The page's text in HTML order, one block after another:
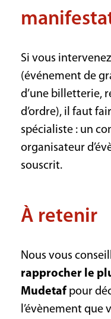
Si vous
(événement de
d’une billetterie,
d’ordre), il faut
spécialiste : un
organisateur
souscrit.
À retenir
Nous vous
rapprocher le
Mudetaf pour
l’évènement que